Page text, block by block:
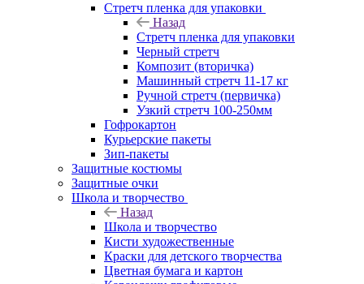
Стретч пленка для упаковки
Назад
Стретч пленка для упаковки
Черный стретч
Композит (вторичка)
Машинный стретч 11-17 кг
Ручной стретч (первичка)
Узкий стретч 100-250мм
Гофрокартон
Курьерские пакеты
Зип-пакеты
Защитные костюмы
Защитные очки
Школа и творчество
Назад
Школа и творчество
Кисти художественные
Краски для детского творчества
Цветная бумага и картон